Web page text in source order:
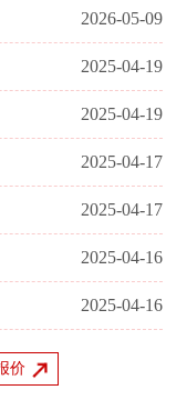
2026-05-09
2025-04-19
2025-04-19
2025-04-17
2025-04-17
2025-04-16
2025-04-16
价